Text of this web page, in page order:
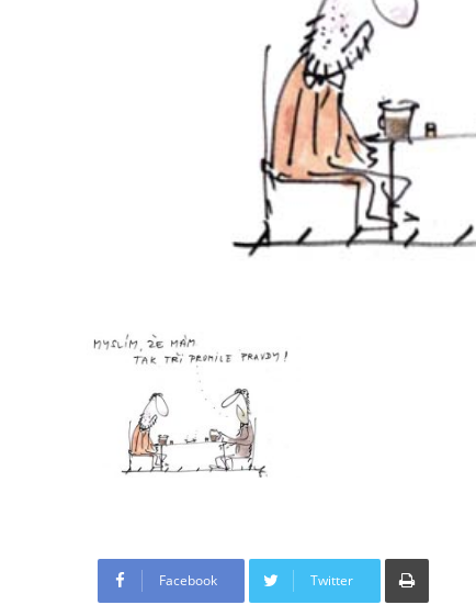
Facebook Twitter
Tisknout